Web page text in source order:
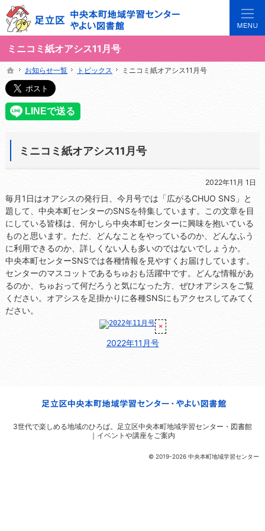
ミニコミ紙オアシス11月号
3世代で楽しめる地域のひろば。当サイトでは地域の講座や施設をご案内しています。
足立区中央本町地域学習センターや図書館の総合案内サイト
ホーム
お知らせ一覧 トピックス ミニコミ紙オアシス11月号
ミニコミ紙オアシス11月号
2022年11月 1日
毎月1日はオアシスの発行日、今月号では「広がるCHUO SNS」と
題して、中央本町センターのSNSを特集しています。この文章を目
にしている皆様は、何かしら中央本町センターに興味を抱いている
ものと思います。ただ、どんなことをやっているのか、どんなふう
に利用できるのか、詳しくない人も多いのではないでしょうか。
中央本町センターSNSでは各種情報を見やすくお届けしています。
センターのマスコットであるちゅおも活躍中です。どんな情報があ
るのか、ちゅおって何だろうと気になった方、ぜひオアシスをご覧
ください。オアシスを足掛かりに各種SNSにもアクセスしてみてく
ださい。
2022年11月号
ホーム
お知らせ一覧 トピックス ミニコミ紙オアシス11月号
© 2019-2026 中央本町地域学習センター
3世代で楽しめる地域のひろば。
足立区中央本町地域学習センター・図書館
｜イベントや講座をご案内